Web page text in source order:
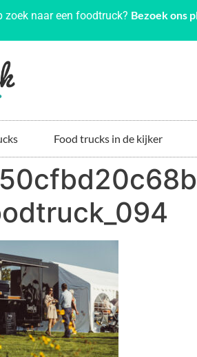
zoek naar een foodtruck? Bezoek ons
Food trucks in de kijker